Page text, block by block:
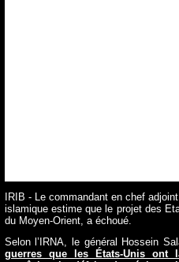
IRIB - Le commandant en chef
islamique estime que le projet des
du Moyen-Orient, a échoué.
Selon l’IRNA, le général Hossein
guerres que les États-Unis ont